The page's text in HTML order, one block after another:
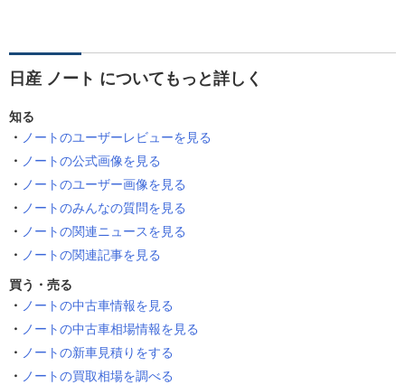
日産 ノート についてもっと詳しく
知る
ノートのユーザーレビューを見る
ノートの公式画像を見る
ノートのユーザー画像を見る
ノートのみんなの質問を見る
ノートの関連ニュースを見る
ノートの関連記事を見る
買う・売る
ノートの中古車情報を見る
ノートの中古車相場情報を見る
ノートの新車見積りをする
ノートの買取相場を調べる